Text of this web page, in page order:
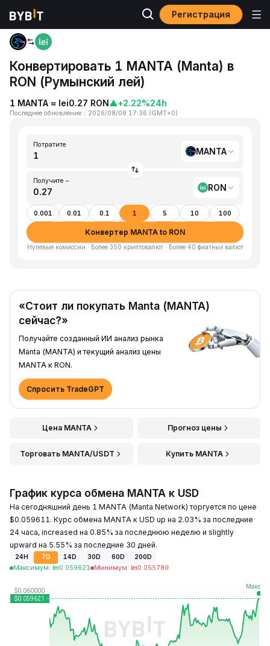
Регистрация
Главная
Конвертировать 1 MANTA (Manta) в
RON (Румынский лей)
1 MANTA ≈ lei0.27 RON▲+2.22%24h
Последнее обновление ： 2026/08/08 17:36 (GMT+0)
Потратите
MANTA
Получите ~
RON
0.001 0.01 0.1 1 5 10 100
Конвертер MANTA to RON
Нулевые комиссии · Более 350 криптовалют · Более 40 фиатных валют
«Стоит ли покупать Manta (MANTA)
сейчас?»
Получайте созданный ИИ анализ рынка
Manta (MANTA) и текущий анализ цены
MANTA к RON.
Спросить TradeGPT
Цена MANTA Прогноз цены
Торговать MANTA/USDT Купить MANTA
График курса обмена MANTA к USD
На сегодняшний день 1 MANTA (Manta Network) торгуется по цене
$0.059611. Курс обмена MANTA к USD up на 2.03% за последние
24 часа, increased на 0.85% за последнюю неделю и slightly
upward на 5.55% за последние 30 дней.
24H 7D 14D 30D 60D
200D
Максимум: lei0.059621 Минимум: lei0.055780